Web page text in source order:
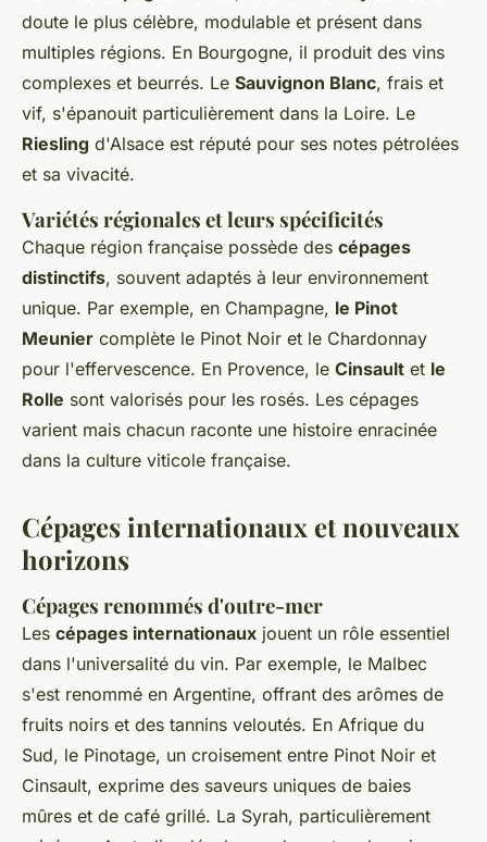
doute le plus célèbre, modulable et présent dans
multiples régions. En Bourgogne, il produit des vins
complexes et beurrés. Le Sauvignon Blanc, frais et
vif, s'épanouit particulièrement dans la Loire. Le
Riesling d'Alsace est réputé pour ses notes pétrolées
et sa vivacité.
Variétés régionales et leurs spécificités
Chaque région française possède des cépages
distinctifs, souvent adaptés à leur environnement
unique. Par exemple, en Champagne, le Pinot
Meunier complète le Pinot Noir et le Chardonnay
pour l'effervescence. En Provence, le Cinsault et le
Rolle sont valorisés pour les rosés. Les cépages
varient mais chacun raconte une histoire enracinée
dans la culture viticole française.
Cépages internationaux et nouveaux
horizons
Cépages renommés d'outre-mer
Les cépages internationaux jouent un rôle essentiel
dans l'universalité du vin. Par exemple, le Malbec
s'est renommé en Argentine, offrant des arômes de
fruits noirs et des tannins veloutés. En Afrique du
Sud, le Pinotage, un croisement entre Pinot Noir et
Cinsault, exprime des saveurs uniques de baies
mûres et de café grillé. La Syrah, particulièrement